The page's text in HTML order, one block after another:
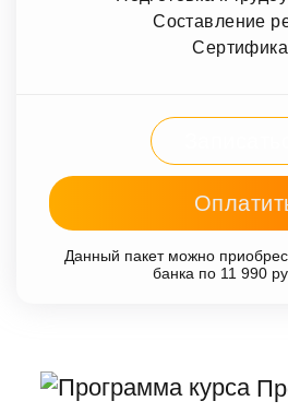
Составление
Данный пакет можно
банка по 11 990